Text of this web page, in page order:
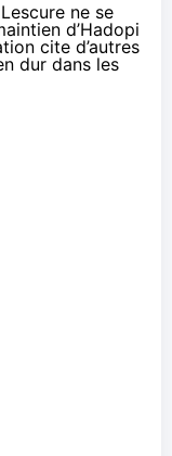
ne se
d’Hadopi
cite d’autres
dur dans les